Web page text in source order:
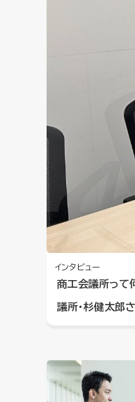
インタビュー
商工会議所って
議所・杉健太郎